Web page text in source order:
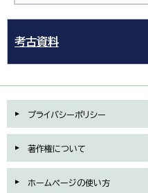
考古資料
プライバシーポリシー
著作権について
ホームページの使い方